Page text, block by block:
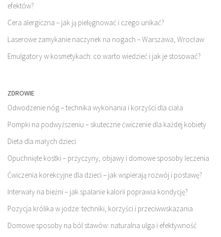
efektów?
Cera alergiczna – jak ją pielęgnować i czego unikać?
Laserowe zamykanie naczynek na nogach – Warszawa, Wrocław
Emulgatory w kosmetykach: co warto wiedzieć i jak je stosować?
ZDROWIE
Odwodzenie nóg – technika wykonania i korzyści dla ciała
Pompki na podwyższeniu – skuteczne ćwiczenie dla każdej kobiety
Dieta dla małych dzieci.
Opuchnięte kostki – przyczyny, objawy i domowe sposoby leczenia
Ćwiczenia korekcyjne dla dzieci – jak wspierają rozwój i postawę?
Interwały na bieżni – jak spalanie kalorii poprawia kondycję?
Pozycja królika w jodze: techniki, korzyści i przeciwwskazania
Domowe sposoby na ból stawów: naturalna ulga i efektywność